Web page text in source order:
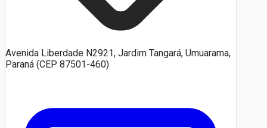
Avenida Liberdade N2921, Jardim Tangará, Umuarama,
Paraná (CEP 87501-460)